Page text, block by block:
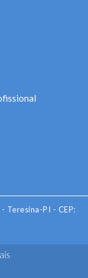
Teresina-PI - CEP: